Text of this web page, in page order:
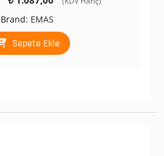
₺ 2.174,00.
₺ 1.087,00.
Brand: EMAS
Sepete Ekle